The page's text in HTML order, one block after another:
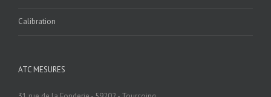
Calibration
ATC MESURES